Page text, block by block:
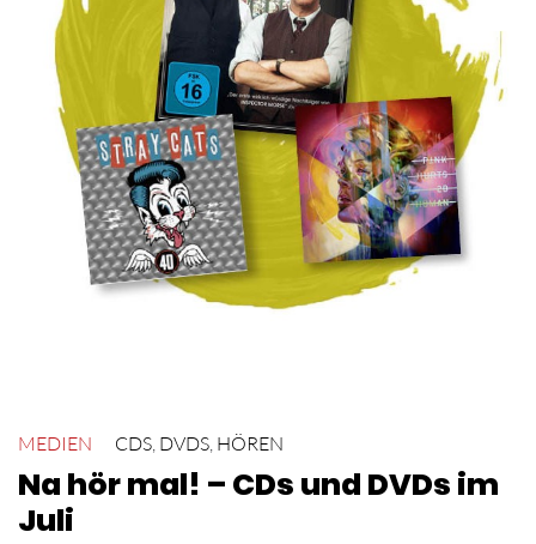
MEDIEN CDS, DVDS, HÖREN
Na hör mal! – CDs und DVDs im
Juli